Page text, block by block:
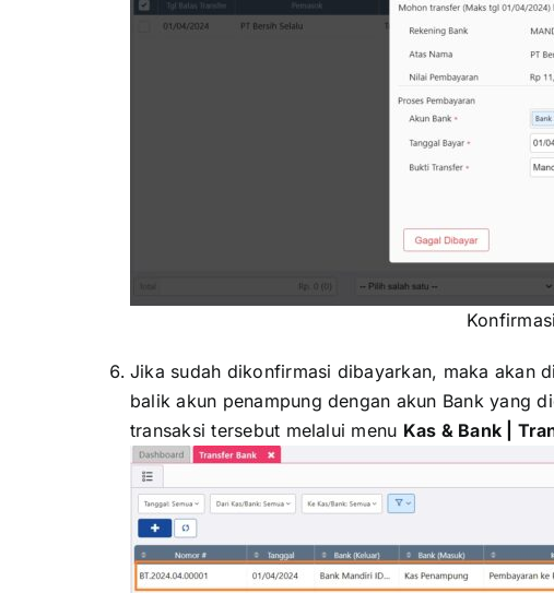
Jika sudah dikonfirmasi dibayarkan, maka akan
balik akun penampung dengan akun Bank yang
transaksi tersebut melalui menu Kas & Bank |